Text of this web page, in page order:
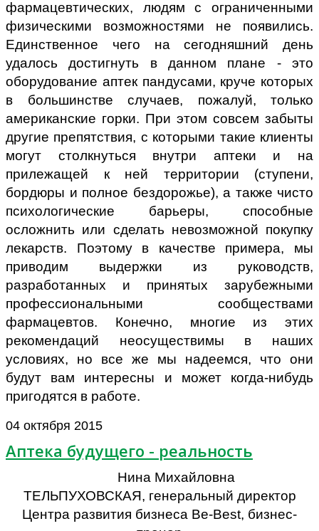
фармацевтических, людям с ограниченными
физическими возможностями не появились.
Единственное чего на сегодняшний день
удалось достигнуть в данном плане - это
оборудование аптек пандусами, круче которых
в большинстве случаев, пожалуй, только
американские горки. При этом совсем забыты
другие препятствия, с которыми такие клиенты
могут столкнуться внутри аптеки и на
прилежащей к ней территории (ступени,
бордюры и полное бездорожье), а также чисто
психологические барьеры, способные
осложнить или сделать невозможной покупку
лекарств. Поэтому в качестве примера, мы
приводим выдержки из руководств,
разработанных и принятых зарубежными
профессиональными сообществами
фармацевтов. Конечно, многие из этих
рекомендаций неосуществимы в наших
условиях, но все же мы надеемся, что они
будут вам интересны и может когда-нибудь
пригодятся в работе.
04 октября 2015
Аптека будущего - реальность
Нина Михайловна
ТЕЛЬПУХОВСКАЯ, генеральный директор
Центра развития бизнеса Be-Best, бизнес-